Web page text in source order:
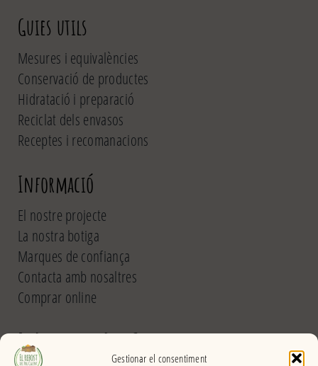
Gestionar el consentiment
Guies utils
Mesures i equivalències
Conservació de productes
Hidratació i preparació
Reciclat dels envasos
Receptes i recomanacions
Informació
El nostre projecte
La nostra botiga
Marques de confiança
Contacta amb nosaltres
Comprar online
El Rebost del Pou Calent